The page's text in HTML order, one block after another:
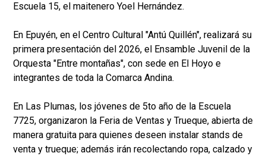
Escuela 15, el maitenero Yoel Hernández.
En Epuyén, en el Centro Cultural "Antú Quillén", realizará su
primera presentación del 2026, el Ensamble Juvenil de la
Orquesta "Entre montañas", con sede en El Hoyo e
integrantes de toda la Comarca Andina.
En Las Plumas, los jóvenes de 5to año de la Escuela
7725, organizaron la Feria de Ventas y Trueque, abierta de
manera gratuita para quienes deseen instalar stands de
venta y trueque; además irán recolectando ropa, calzado y